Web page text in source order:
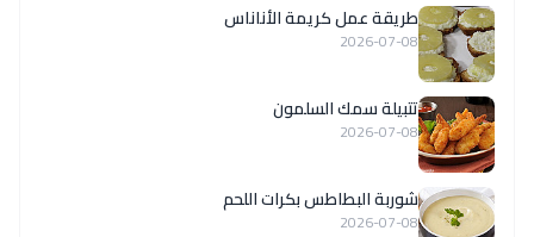
طريقة عمل كريمة الأناناس
2026-07-08
تتبيلة سمك السلمون
2026-07-08
شوربة البطاطس بكرات اللحم
2026-07-08